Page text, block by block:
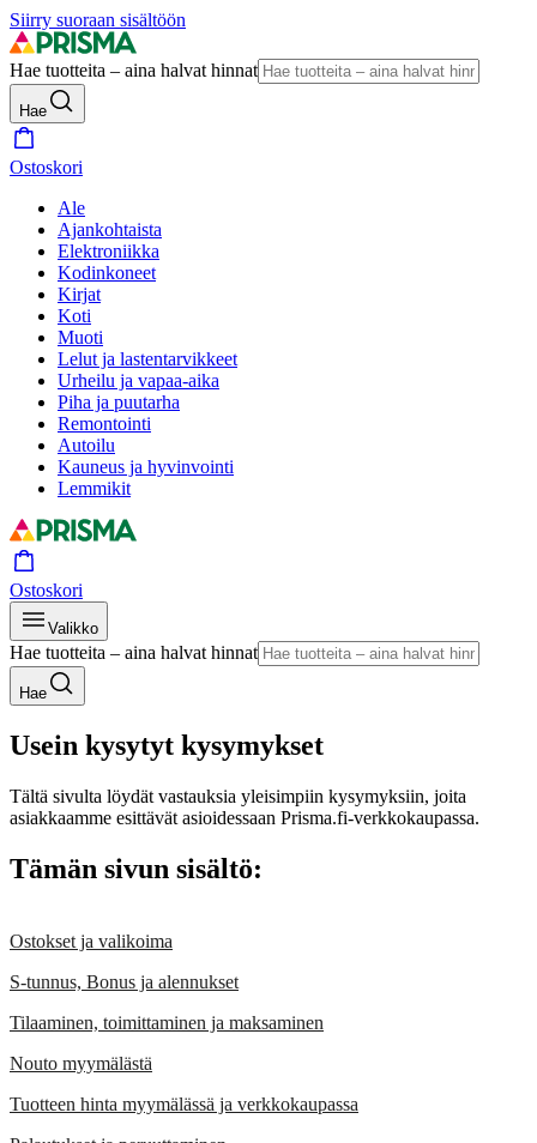
Siirry suoraan sisältöön
Hae tuotteita – aina halvat hinnat
Hae
Ostoskori
Ale
Ajankohtaista
Elektroniikka
Kodinkoneet
Kirjat
Koti
Muoti
Lelut ja lastentarvikkeet
Urheilu ja vapaa-aika
Piha ja puutarha
Remontointi
Autoilu
Kauneus ja hyvinvointi
Lemmikit
Ostoskori
Valikko
Hae tuotteita – aina halvat hinnat
Hae
Usein kysytyt kysymykset
Tältä sivulta löydät vastauksia yleisimpiin kysymyksiin, joita
asiakkaamme esittävät asioidessaan Prisma.fi-verkkokaupassa.
Tämän sivun sisältö:
Ostokset ja valikoima
S-tunnus, Bonus ja alennukset
Tilaaminen, toimittaminen ja maksaminen
Nouto myymälästä
Tuotteen hinta myymälässä ja verkkokaupassa